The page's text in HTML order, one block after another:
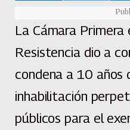
La Cámara Primera
Resistencia dio a
condena a 10 años
inhabilitación
públicos para el